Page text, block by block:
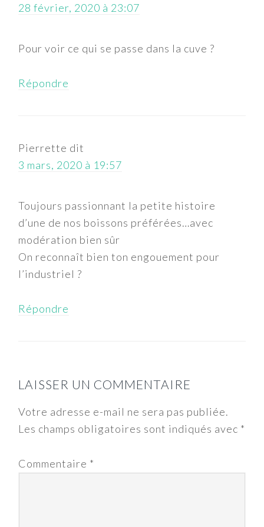
28 février, 2020 à 23:07
Pour voir ce qui se passe dans la cuve ?
Répondre
Pierrette dit
3 mars, 2020 à 19:57
Toujours passionnant la petite histoire
d’une de nos boissons préférées…avec
modération bien sûr
On reconnaît bien ton engouement pour
l’industriel ?
Répondre
LAISSER UN COMMENTAIRE
Votre adresse e-mail ne sera pas publiée.
Les champs obligatoires sont indiqués avec *
Commentaire *